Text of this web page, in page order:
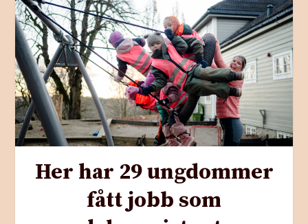
Her har 29 ungdommer
fått jobb som